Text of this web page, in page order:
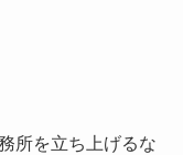
所を立ち上げるな